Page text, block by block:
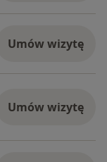
Umów wizytę
Umów wizytę